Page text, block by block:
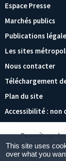
Espace Presse
Marchés publics
Publications
Les sites
Nous contacter
Téléchargement
Plan du site
Accessibilité : non
Paramétrage
This site uses
over what you